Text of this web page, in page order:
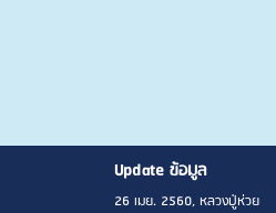
Update ข้อมูล
26 เมย. 2560, หลวงปู่ห่วย